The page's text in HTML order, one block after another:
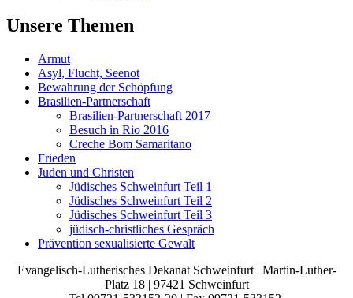
Unsere Themen
Armut
Asyl, Flucht, Seenot
Bewahrung der Schöpfung
Brasilien-Partnerschaft
Brasilien-Partnerschaft 2017
Besuch in Rio 2016
Creche Bom Samaritano
Frieden
Juden und Christen
Jüdisches Schweinfurt Teil 1
Jüdisches Schweinfurt Teil 2
Jüdisches Schweinfurt Teil 3
jüdisch-christliches Gespräch
Prävention sexualisierte Gewalt
Evangelisch-Lutherisches Dekanat Schweinfurt | Martin-Luther-
Platz 18 | 97421 Schweinfurt